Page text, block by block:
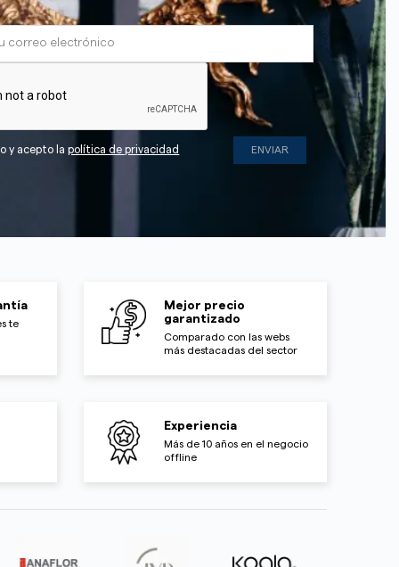
y acepto lapolítica de privacidad
te
Mejor precio
garantizado
Comparado con las webs
más destacadas del sector
Experiencia
Más de 10 años en el negocio
offline